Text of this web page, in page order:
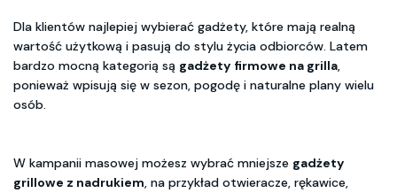
Dla klientów najlepiej wybierać gadżety, które mają realną
wartość użytkową i pasują do stylu życia odbiorców. Latem
bardzo mocną kategorią są gadżety firmowe na grilla,
ponieważ wpisują się w sezon, pogodę i naturalne plany wielu
osób.
W kampanii masowej możesz wybrać mniejsze gadżety
grillowe z nadrukiem, na przykład otwieracze, rękawice,